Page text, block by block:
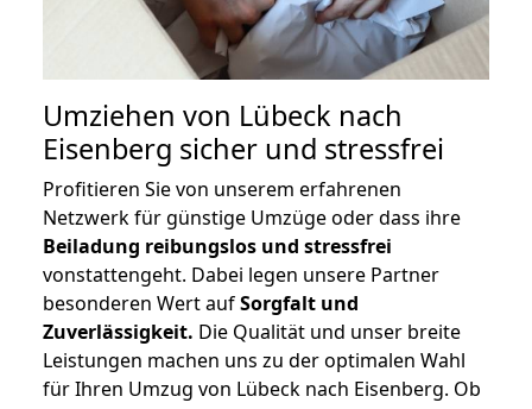
Umziehen von Lübeck nach
Eisenberg sicher und stressfrei
Profitieren Sie von unserem erfahrenen
Netzwerk für günstige Umzüge oder dass ihre
Beiladung reibungslos und stressfrei
vonstattengeht. Dabei legen unsere Partner
besonderen Wert aufSorgfalt und
Zuverlässigkeit. Die Qualität und unser breite
Leistungen machen uns zu der optimalen Wahl
für Ihren Umzug von Lübeck nach Eisenberg. Ob